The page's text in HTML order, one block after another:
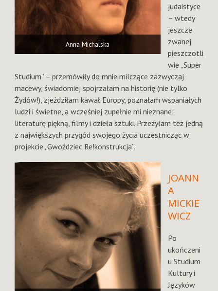
Anna Michalska
judaistyce
– wtedy
jeszcze
zwanej
pieszczotli
wie „Super
Studium” – przemówiły do mnie milczące zazwyczaj
macewy, świadomiej spojrzałam na historię (nie tylko
Żydów!), zjeździłam kawał Europy, poznałam wspaniałych
ludzi i świetne, a wcześniej zupełnie mi nieznane:
literaturę piękną, filmy i dzieła sztuki. Przeżyłam też jedną
z największych przygód swojego życia uczestnicząc w
projekcie „Gwoździec Re!konstrukcja”.
JOANN
A
MICKIE
WICZ
Po
ukończeni
u Studium
Kultury i
Języków